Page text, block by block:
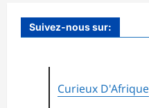
Suivez-nous sur:
Curieux D'Afrique